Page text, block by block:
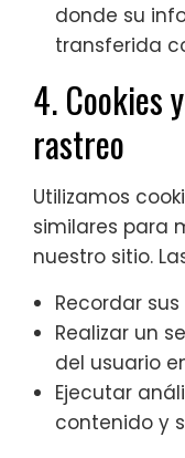
donde su
transferida
4. Cookies
rastreo
Utilizamos
similares para
nuestro sitio.
Recordar
Realizar un
del usuario
Ejecutar
contenido y